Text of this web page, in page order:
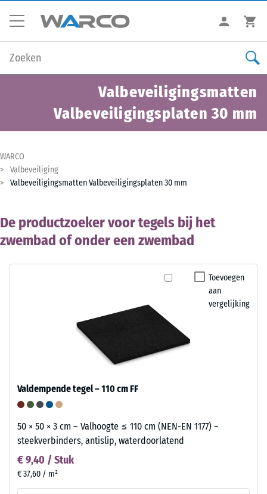
Valbeveiligingsmatten
Valbeveiligingsplaten 30 mm
WARCO
Valbeveiliging
Valbeveiligingsmatten Valbeveiligingsplaten 30 mm
De productzoeker voor tegels bij het
zwembad of onder een zwembad
Toevoegen
aan
vergelijking
Valdempende tegel – 110 cm FF
50 × 50 × 3 cm – Valhoogte ≤ 110 cm (NEN-EN 1177) –
steekverbinders, antislip, waterdoorlatend
€ 9,40 / Stuk
€ 37,60 / m²